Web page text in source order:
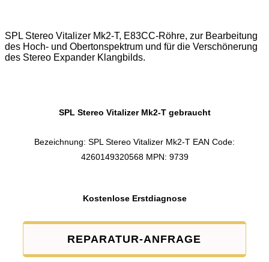
SPL Stereo Vitalizer Mk2-T, E83CC-Röhre, zur Bearbeitung
des Hoch- und Obertonspektrum und für die Verschönerung
des Stereo Expander Klangbilds.
SPL Stereo Vitalizer Mk2-T gebraucht
Bezeichnung: SPL Stereo Vitalizer Mk2-T EAN Code:
4260149320568 MPN: 9739
Kostenlose Erstdiagnose
REPARATUR-ANFRAGE